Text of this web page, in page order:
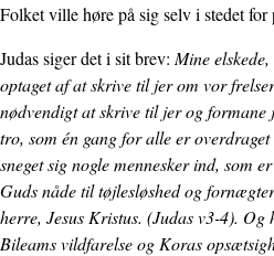
Folket ville høre på sig selv i stedet for
Judas siger det i sit brev: Mine
optaget af at skrive til jer om vor
nødvendigt at skrive til jer og
tro, som én gang for alle er
sneget sig nogle mennesker ind, som
Guds nåde til tøjlesløshed og
herre, Jesus Kristus. (Judas v3-4).
Bileams vildfarelse og Koras